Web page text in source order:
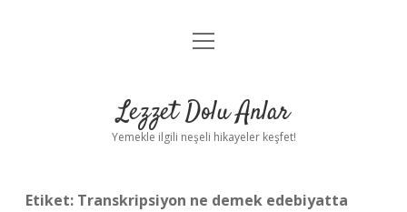
Anasayfa
Yasal Uyarı
menüyü
Lezzet Dolu Anlar
Yemekle ilgili neşeli hikayeler keşfet!
Etiket: Transkripsiyon ne demek edebiyatta